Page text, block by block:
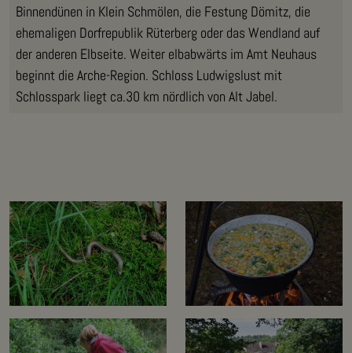
Binnendünen in Klein Schmölen, die Festung Dömitz, die
ehemaligen Dorfrepublik Rüterberg oder das Wendland auf
der anderen Elbseite. Weiter elbabwärts im Amt Neuhaus
beginnt die Arche-Region. Schloss Ludwigslust mit
Schlosspark liegt ca.30 km nördlich von Alt Jabel.